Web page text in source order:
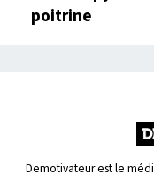
poitrine
Demotivateur est le